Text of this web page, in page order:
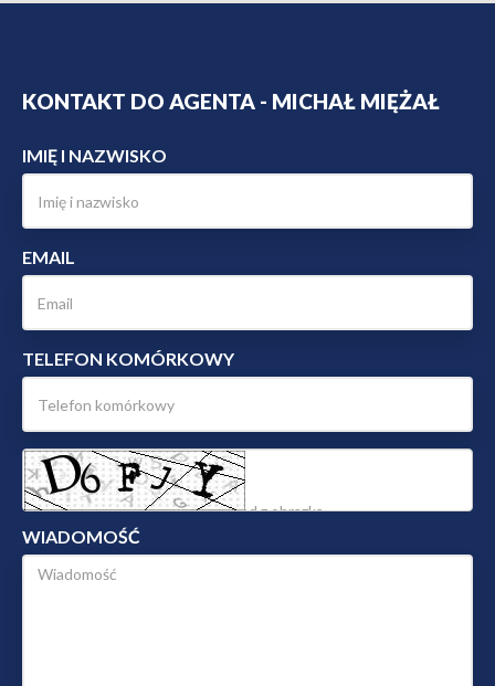
KONTAKT DO AGENTA - MICHAŁ MIĘŻAŁ
IMIĘ I NAZWISKO
EMAIL
TELEFON KOMÓRKOWY
WIADOMOŚĆ